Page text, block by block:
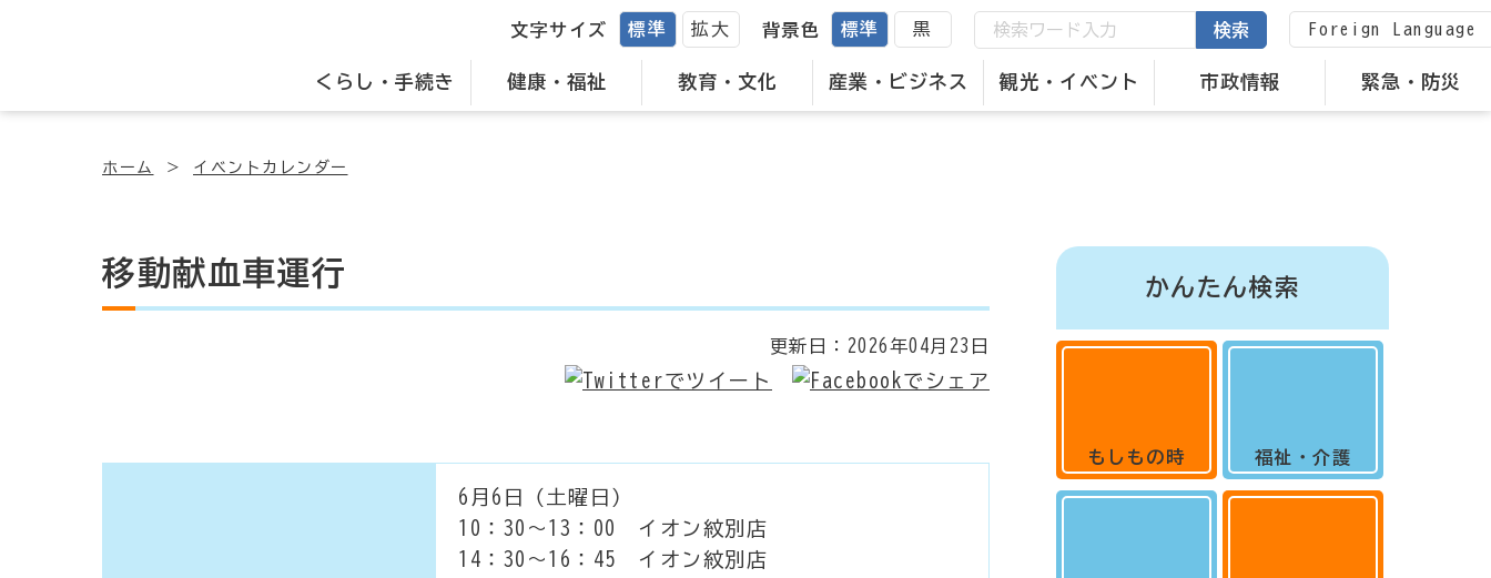
くらし・手続き 健康・福祉 教育・文化 産業・ビジネス 観光・イベント 市政情報 緊急・防災
文字サイズ 標準 拡大 背景色 標準 黒 検索 Foreign Language
ホーム イベントカレンダー
移動献血車運行
更新日： 2026年04月23日
6月6日（土曜日）
10：30～13：00 イオン紋別店
14：30～16：45 イオン紋別店
かんたん検索
もしもの時 福祉・介護